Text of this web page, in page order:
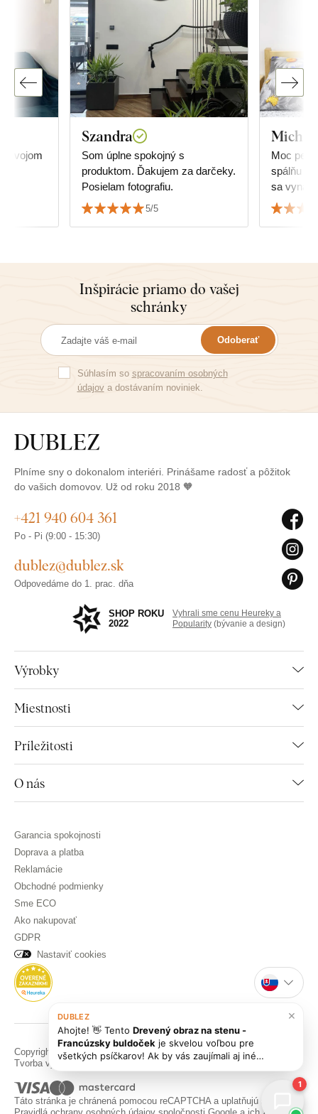
svojom
Szandra
Som úplne spokojný s
produktom. Ďakujem za darčeky.
Posielam fotografiu.
5/5
Michal
Moc
spálňu
sa
s
sa
nie 3D
posledný
Inšpirácie priamo do vašej
schránky
Odoberať
Súhlasím so spracovaním osobných
údajova dostávaním noviniek.
Plníme sny o dokonalom interiéri. Prinášame radosť a pôžitok
do vašich domovov. Už od roku 2018 🧡
Výrobky
Miestnosti
Príležitosti
O nás
+421 940 604 361
Po - Pi (9:00 - 15:30)
dublez@dublez.sk
Odpovedáme do 1. prac. dňa
SHOP ROKU
2022
Vyhrali sme cenu Heureky a
Popularity (bývanie a design)
Garancia spokojnosti
Doprava a platba
Reklamácie
Obchodné podmienky
Sme ECO
Ako nakupovať
GDPR
Nastaviť cookies
Copyright © DUBLEZ 2026 | Všetky práva vyhradené
Tvorba výkonných internetových obchodov od
RIESENIA
Táto stránka je chránená pomocou reCAPTCHA a uplatňujú sa
1
DUBLEZ
Ahojte! 👋 Tento Drevený obraz na stenu -
Francúzsky buldoček je skvelou voľbou pre
všetkých psíčkarov! Ak by vás zaujímali aj iné
dekorácie
alebo sa ma opýtajte, s čímkoľvek vám
rada pom
×